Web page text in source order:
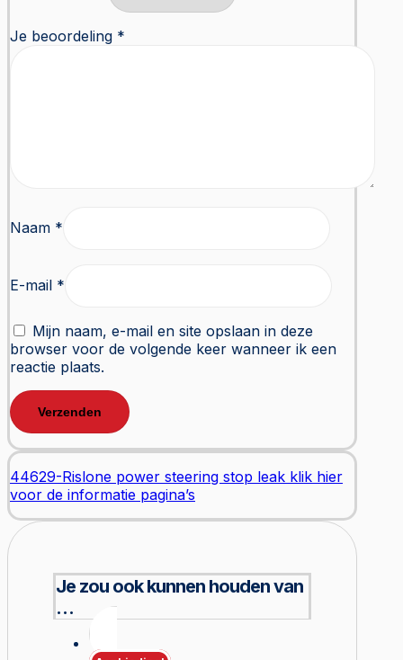
Je beoordeling *
Naam *
E-mail *
Mijn naam, e-mail en site opslaan in deze
browser voor de volgende keer wanneer ik een
reactie plaats.
44629-Rislone power steering stop leak klik hier
voor de informatie pagina’s
Je zou ook kunnen houden van
…